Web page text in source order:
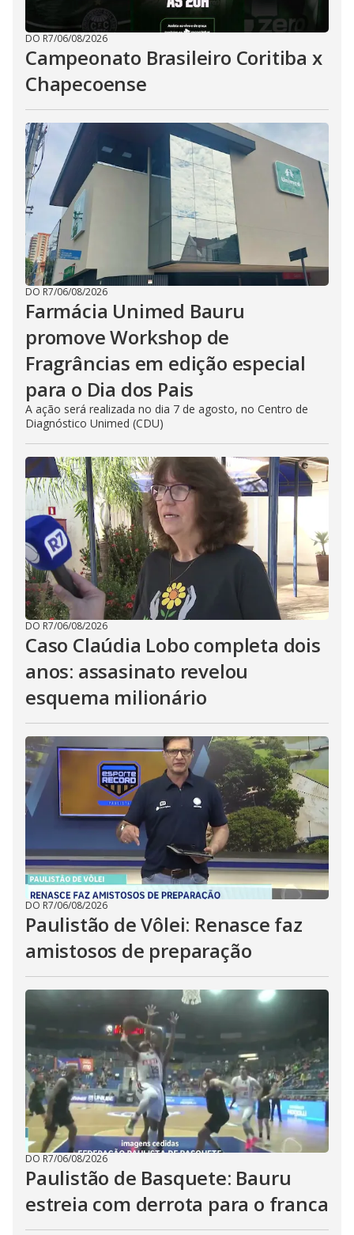
DO R7/06/08/2026
Campeonato Brasileiro Coritiba x
Chapecoense
DO R7/06/08/2026
Farmácia Unimed Bauru
promove Workshop de
Fragrâncias em edição especial
para o Dia dos Pais
A ação será realizada no dia 7 de agosto, no Centro de
Diagnóstico Unimed (CDU)
DO R7/06/08/2026
Caso Claúdia Lobo completa dois
anos: assasinato revelou
esquema milionário
DO R7/06/08/2026
Paulistão de Vôlei: Renasce faz
amistosos de preparação
DO R7/06/08/2026
Paulistão de Basquete: Bauru
estreia com derrota para o franca